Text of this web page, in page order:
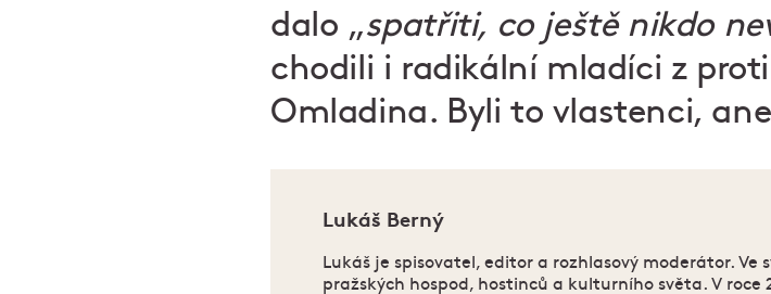
dalo „spatřiti, co ještě nikdo
chodili i radikální mladíci z
Omladina. Byli to vlastenci,
Lukáš Berný
Lukáš je spisovatel, editor a rozhlasový moderátor. Ve
pražských hospod, hostinců a kulturního světa. V roce